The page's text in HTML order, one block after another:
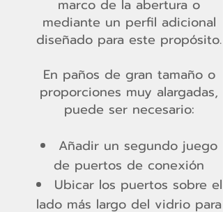
marco de la abertura o
mediante un perfil adicional
diseñado para este propósito.
En paños de gran tamaño o
proporciones muy alargadas,
puede ser necesario:
Añadir un segundo juego
de puertos de conexión
Ubicar los puertos sobre el
lado más largo del vidrio para